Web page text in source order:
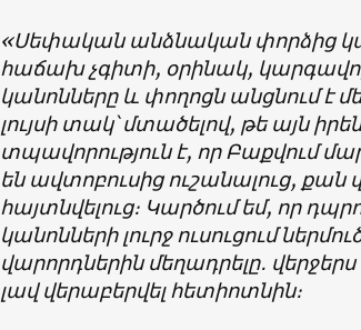
«Սեփական անձնական փորձից
հաճախ չգիտի, օրինակ,
կանոնները և փողոցն անցնում է
լույսի տակ՝ մտածելով, թե այն
տպավորություն է, որ Բաքվում
են ավտոբուսից ուշանալուց,
հայտնվելուց։ Կարծում եմ, որ
կանոնների լուրջ ուսուցում
վարորդներին մեղադրելը․
լավ վերաբերվել հետիոտնին։